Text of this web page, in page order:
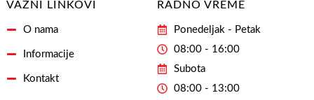
VAŽNI LINKOVI
O nama
Informacije
Kontakt
RADNO VREME
Ponedeljak - Petak
08:00 - 16:00
Subota
08:00 - 13:00